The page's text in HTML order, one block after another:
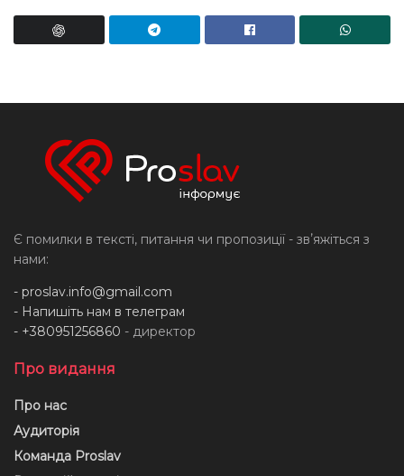
Є помилки в тексті, питання чи пропозиції - звʼяжіться з
нами:
- proslav.info@gmail.com
- Напишіть нам в телеграм
- +380951256860 - директор
Про видання
Про нас
Аудиторія
Команда Proslav